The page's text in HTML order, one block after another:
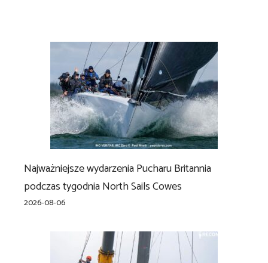
Najważniejsze wydarzenia Pucharu Britannia
podczas tygodnia North Sails Cowes
2026-08-06